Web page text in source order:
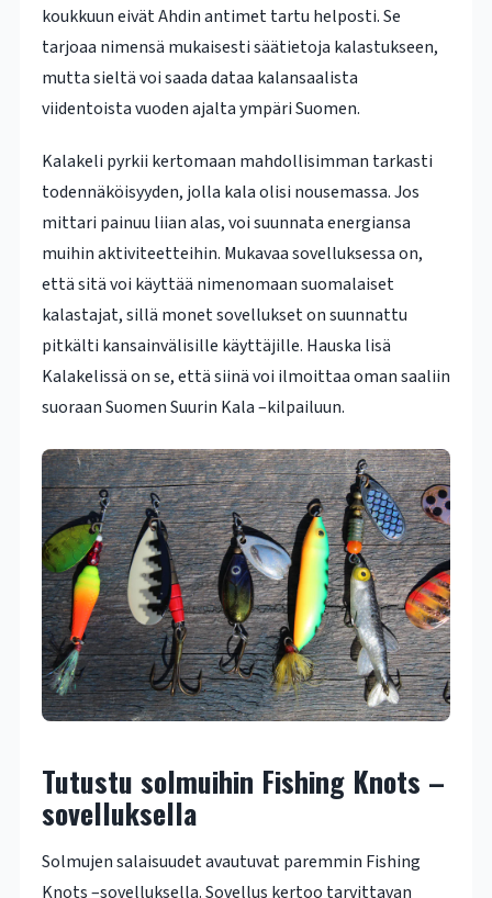
koukkuun eivät Ahdin antimet tartu helposti. Se
tarjoaa nimensä mukaisesti säätietoja kalastukseen,
mutta sieltä voi saada dataa kalansaalista
viidentoista vuoden ajalta ympäri Suomen.
Kalakeli pyrkii kertomaan mahdollisimman tarkasti
todennäköisyyden, jolla kala olisi nousemassa. Jos
mittari painuu liian alas, voi suunnata energiansa
muihin aktiviteetteihin. Mukavaa sovelluksessa on,
että sitä voi käyttää nimenomaan suomalaiset
kalastajat, sillä monet sovellukset on suunnattu
pitkälti kansainvälisille käyttäjille. Hauska lisä
Kalakelissä on se, että siinä voi ilmoittaa oman saaliin
suoraan Suomen Suurin Kala –kilpailuun.
Tutustu solmuihin Fishing Knots –
sovelluksella
Solmujen salaisuudet avautuvat paremmin Fishing
Knots –sovelluksella. Sovellus kertoo tarvittavan